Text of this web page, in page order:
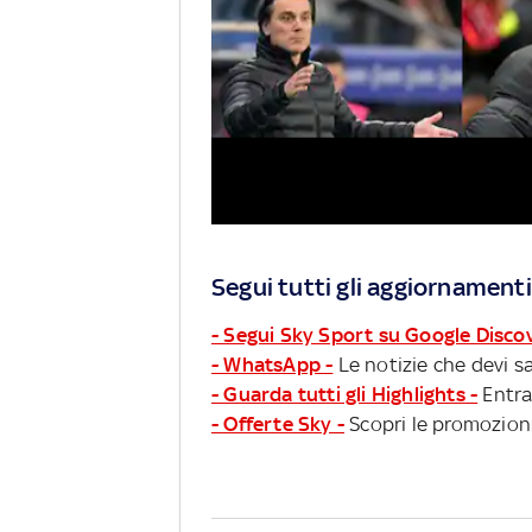
Segui tutti gli
- Segui Sky Sport su Google
- WhatsApp - Le notizie che devi
- Guarda tutti gli Highlights -
- Offerte Sky - Scopri le